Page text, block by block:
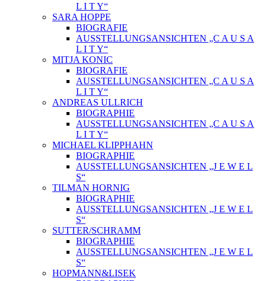
L I T Y“
SARA HOPPE
BIOGRAFIE
AUSSTELLUNGSANSICHTEN „C A U S A
L I T Y“
MITJA KONIC
BIOGRAFIE
AUSSTELLUNGSANSICHTEN „C A U S A
L I T Y“
ANDREAS ULLRICH
BIOGRAPHIE
AUSSTELLUNGSANSICHTEN „C A U S A
L I T Y“
MICHAEL KLIPPHAHN
BIOGRAPHIE
AUSSTELLUNGSANSICHTEN „J E W E L
S“
TILMAN HORNIG
BIOGRAPHIE
AUSSTELLUNGSANSICHTEN „J E W E L
S“
SUTTER/SCHRAMM
BIOGRAPHIE
AUSSTELLUNGSANSICHTEN „J E W E L
S“
HOPMANN&LISEK